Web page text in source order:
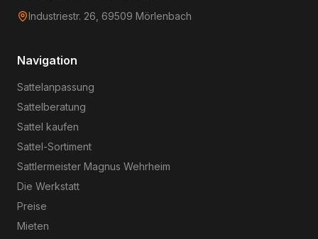
Industriestr. 26, 69509 Mörlenbach
Navigation
Sattelanpassung
Sattelberatung
Sattel kaufen
Sattel-Sortiment
Sattlermeister Magnus Wehrheim
Die Werkstatt
Preise
Mieten